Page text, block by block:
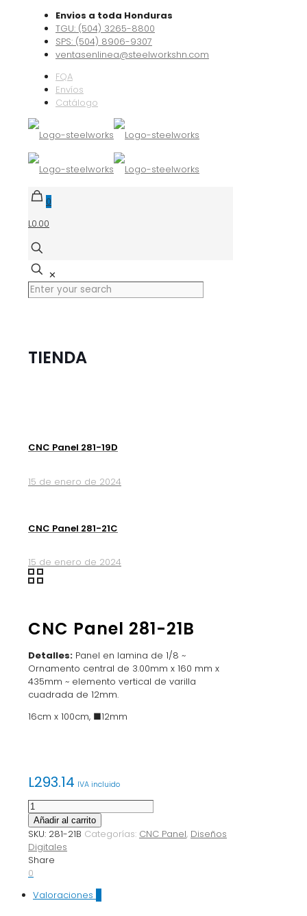
Envios a toda Honduras
TGU: (504) 3265-8800
SPS: (504) 8906-9307
ventasenlinea@steelworkshn.com
FQA
Envíos
Catálogo
0
L0.00
✕
TIENDA
CNC Panel 281-19D
15 de enero de 2024
CNC Panel 281-21C
15 de enero de 2024
CNC Panel 281-21B
Detalles: Panel en lamina de 1/8 ~
Ornamento central de 3.00mm x 160 mm x
435mm ~ elemento vertical de varilla
cuadrada de 12mm.
16cm x 100cm, ■12mm
L293.14 IVA incluido
CNC
Panel
281-
21B
cantidad
Añadir al carrito
SKU: 281-21B Categorías: CNC Panel, Diseños
Digitales
Share
0
Valoraciones